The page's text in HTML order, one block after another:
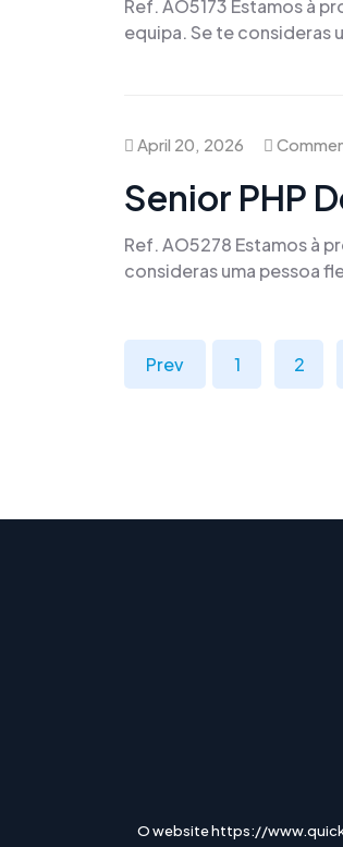
Ref. AO5173 Estamos à
equipa. Se te consideras
April 20, 2026
Senior PHP
Ref. AO5278 Estamos à
consideras uma pessoa
Prev 1 2
O website https://